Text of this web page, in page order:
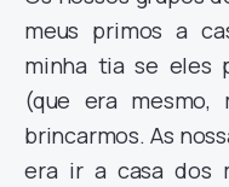
meus primos a
minha tia se eles
(que era mesmo,
brincarmos. As
era ir a casa dos